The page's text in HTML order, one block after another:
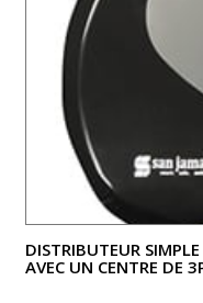
DISTRIBUTEUR
AVEC UN CENTRE DE